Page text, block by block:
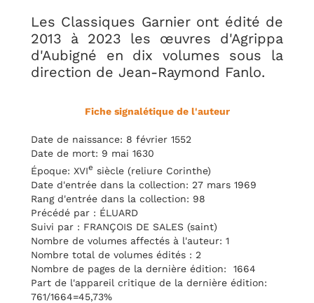
Les Classiques Garnier ont édité de
2013 à 2023 les œuvres d'Agrippa
d'Aubigné en dix volumes sous la
direction de Jean-Raymond Fanlo.
Fiche signalétique de l'auteur
Date de naissance: 8 février 1552
Date de mort: 9 mai 1630
Époque: XVIe siècle (reliure Corinthe)
Date d'entrée dans la collection: 27 mars 1969
Rang d'entrée dans la collection: 98
Précédé par : ÉLUARD
Suivi par : FRANÇOIS DE SALES (saint)
Nombre de volumes affectés à l'auteur: 1
Nombre total de volumes édités : 2
Nombre de pages de la dernière édition: 1664
Part de l'appareil critique de la dernière édition:
761/1664=45,73%